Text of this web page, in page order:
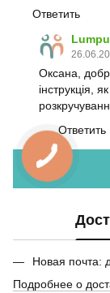
Ответить
Оксана,
інструкція,
Ответить
Новая почта:
Подробнее о